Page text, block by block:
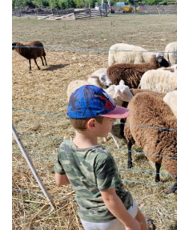
stezka
a
samoobslužný
bar
v Újezdu
u
Brna